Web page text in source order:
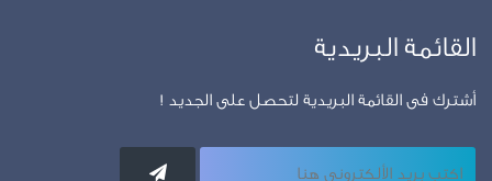
القائمة البريدية
أشترك فى القائمة البريدية لتحصل على الجديد !